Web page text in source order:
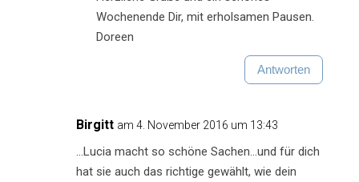
Wochenende Dir, mit erholsamen Pausen.
Doreen
Antworten
Birgitt am 4. November 2016 um 13:43
…Lucia macht so schöne Sachen…und für dich
hat sie auch das richtige gewählt, wie dein